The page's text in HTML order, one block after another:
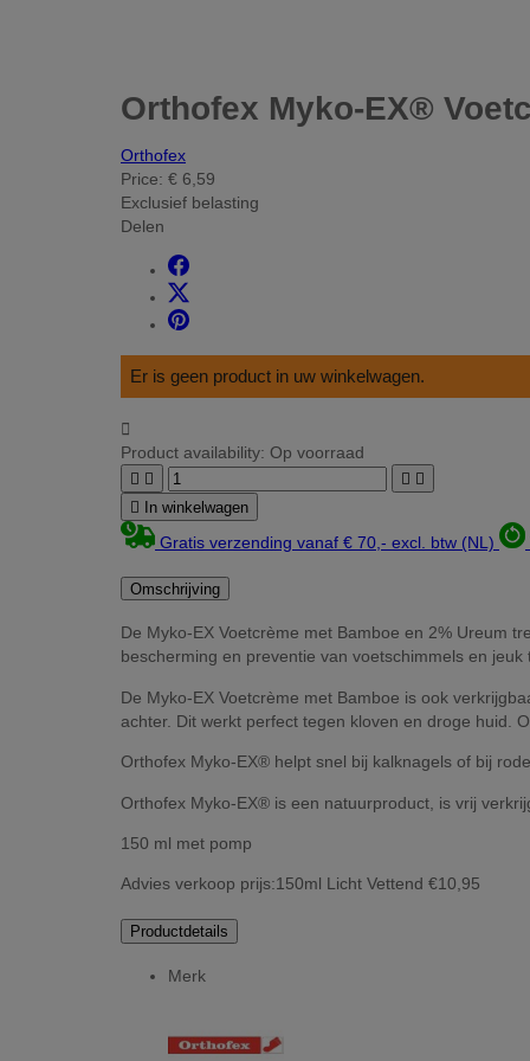
Orthofex Myko-EX®
Orthofex
Price: € 6,59
Exclusief belasting
Delen
Er is geen product in uw winkelwagen.

Product availability: Op voorraad
   
 In winkelwagen
Gratis verzending vanaf € 70,- excl. btw (NL)
Omschrijving
De Myko-EX Voetcrème met Bamboe en 2% Ureum
bescherming en preventie van voetschimmels en jeuk
De Myko-EX Voetcrème met Bamboe is ook
achter. Dit werkt perfect tegen kloven en droge huid.
Orthofex Myko-EX® helpt snel bij kalknagels of bij
Orthofex Myko-EX® is een natuurproduct, is vrij
150 ml met pomp
Advies verkoop prijs:150ml Licht Vettend €10,95
Productdetails
Merk